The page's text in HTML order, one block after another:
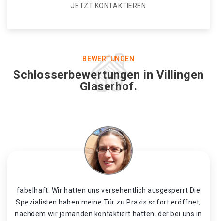
JETZT KONTAKTIEREN
BEWERTUNGEN
Schlosserbewertungen in Villingen
Glaserhof.
fabelhaft. Wir hatten uns versehentlich ausgesperrt Die
Spezialisten haben meine Tür zu Praxis sofort eröffnet,
nachdem wir jemanden kontaktiert hatten, der bei uns in